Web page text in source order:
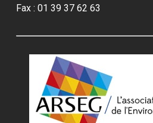
Fax : 01 39 37 62 63